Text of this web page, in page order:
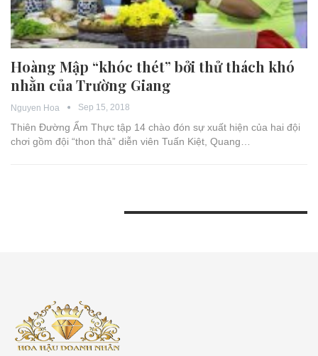
Hoàng Mập “khóc thét” bởi thử thách khó
nhằn của Trường Giang
Nguyen Hoa Sep 15, 2018
Thiên Đường Ẩm Thực tập 14 chào đón sự xuất hiện của hai đội
chơi gồm đội “thon thả” diễn viên Tuấn Kiệt, Quang…